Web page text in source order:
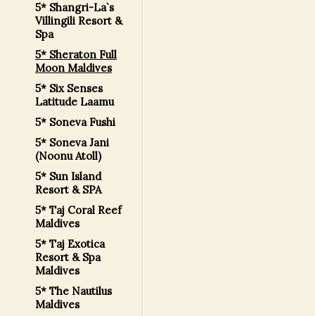
5* Shangri-La`s
Villingili Resort &
Spa
5* Sheraton Full
Moon Maldives
5* Six Senses
Latitude Laamu
5* Soneva Fushi
5* Soneva Jani
(Noonu Atoll)
5* Sun Island
Resort & SPA
5* Taj Coral Reef
Maldives
5* Taj Exotica
Resort & Spa
Maldives
5* The Nautilus
Maldives